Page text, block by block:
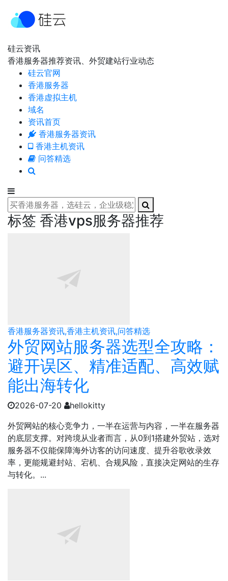
硅云资讯
香港服务器推荐资讯、外贸建站行业动态
硅云官网
香港服务器
香港虚拟主机
域名
资讯首页
香港服务器资讯
香港主机资讯
问答精选
标签 香港vps服务器推荐
香港服务器资讯,香港主机资讯,问答精选
外贸网站服务器选型全攻略：
避开误区、精准适配、高效赋
能出海转化
2026-07-20
hellokitty
外贸网站的核心竞争力，一半在运营与内容，一半在服务器
的底层支撑。对跨境从业者而言，从0到1搭建外贸站，选对
服务器不仅能保障海外访客的访问速度、提升谷歌收录效
率，更能规避封站、宕机、合规风险，直接决定网站的生存
与转化。...